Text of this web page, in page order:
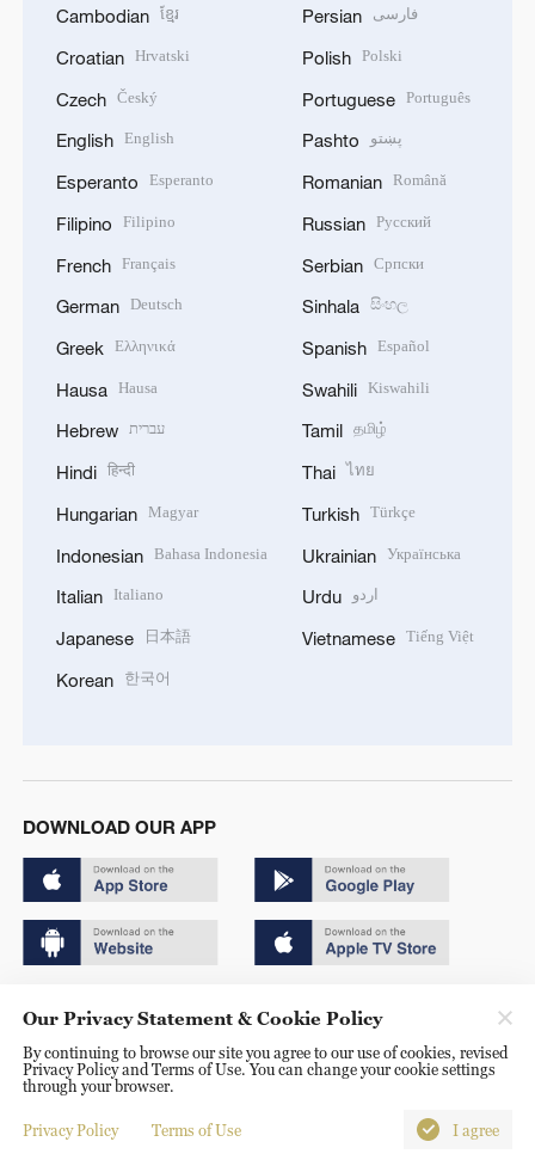
Cambodian ខ្មែរ
Croatian Hrvatski
Czech Český
English English
Esperanto Esperanto
Filipino Filipino
French Français
German Deutsch
Greek Ελληνικά
Hausa Hausa
Hebrew עברית
Hindi हिन्दी
Hungarian Magyar
Indonesian Bahasa Indonesia
Italian Italiano
Japanese 日本語
Korean 한국어
Persian فارسی
Polish Polski
Portuguese Português
Pashto پښتو
Romanian Română
Russian Русский
Serbian Српски
Sinhala සිංහල
Spanish Español
Swahili Kiswahili
Tamil தமிழ்
Thai ไทย
Turkish Türkçe
Ukrainian Українська
Urdu اردو
Vietnamese Tiếng Việt
DOWNLOAD OUR APP
京ICP备20000184号
京公网安备 11010502050052号
Disinformation report hotline: 010-85061466
Our Privacy Statement & Cookie Policy
By continuing to browse our site you agree to our use of cookies, revised
Privacy Policy and Terms of Use. You can change your cookie settings
through your browser.
Privacy Policy Terms of Use I agree